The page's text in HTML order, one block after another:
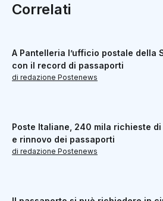
Correlati
A Pantelleria l’ufficio postale della
con il record di passaporti
di redazione Postenews
Poste Italiane, 240 mila richieste
e rinnovo dei passaporti
di redazione Postenews